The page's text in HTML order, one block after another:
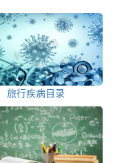
旅行疾病目录